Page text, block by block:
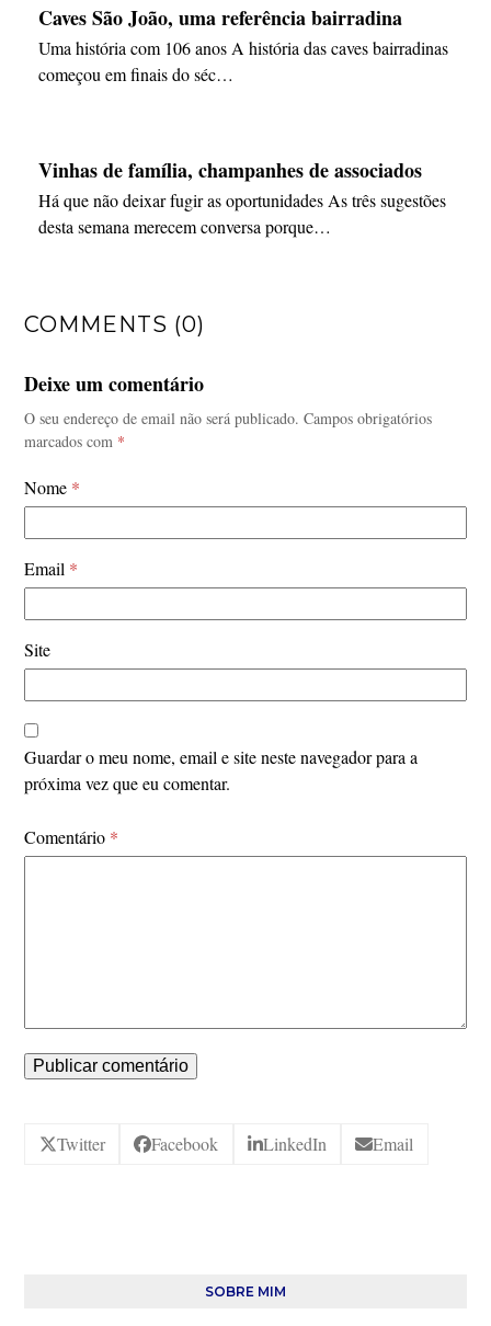
Caves São João, uma referência bairradina
Uma história com 106 anos A história das caves bairradinas
começou em finais do séc…
Vinhas de família, champanhes de associados
Há que não deixar fugir as oportunidades As três sugestões
desta semana merecem conversa porque…
COMMENTS (0)
Deixe um comentário
O seu endereço de email não será publicado. Campos obrigatórios
marcados com *
Nome *
Email *
Site
Guardar o meu nome, email e site neste navegador para a
próxima vez que eu comentar.
Comentário *
Twitter Facebook LinkedIn Email
SOBRE MIM